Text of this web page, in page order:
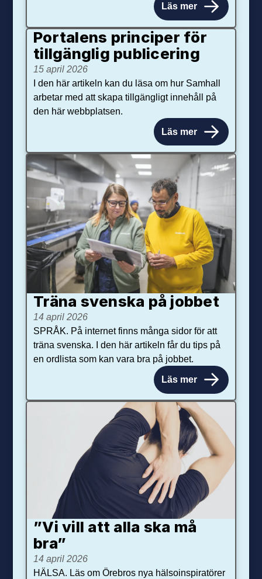
Läs mer
Portalens principer för
tillgänglig publicering
15 april 2026
I den här artikeln kan du läsa om hur Samhall
arbetar med att skapa tillgängligt innehåll på
den här webbplatsen.
Läs mer
Träna svenska på jobbet
14 april 2026
SPRÅK. På internet finns många sidor för att
träna svenska. I den här artikeln får du tips på
en ordlista som kan vara bra på jobbet.
Läs mer
”Vi vill att alla ska må
bra”
14 april 2026
HÄLSA. Läs om Örebros nya hälsoinspiratörer